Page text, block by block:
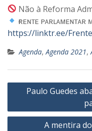
Não à Reforma
ғʀᴇɴᴛᴇ ᴘᴀʀʟᴀᴍᴇɴᴛᴀʀ
https://linktr.ee/
Agenda, Agenda 2021,
Navegação
Post
Paulo Guedes
A mentira